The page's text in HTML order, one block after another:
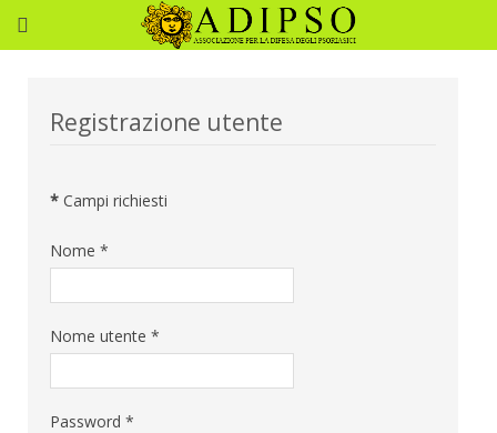
Registrazione utente
* Campi richiesti
Nome *
Nome utente *
Password *